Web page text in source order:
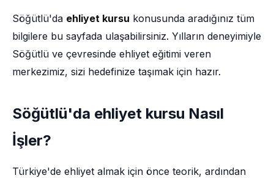
Söğütlü'da ehliyet kursu konusunda aradığınız tüm
bilgilere bu sayfada ulaşabilirsiniz. Yılların deneyimiyle
Söğütlü ve çevresinde ehliyet eğitimi veren
merkezimiz, sizi hedefinize taşımak için hazır.
Söğütlü'da ehliyet kursu Nasıl
İşler?
Türkiye'de ehliyet almak için önce teorik, ardından